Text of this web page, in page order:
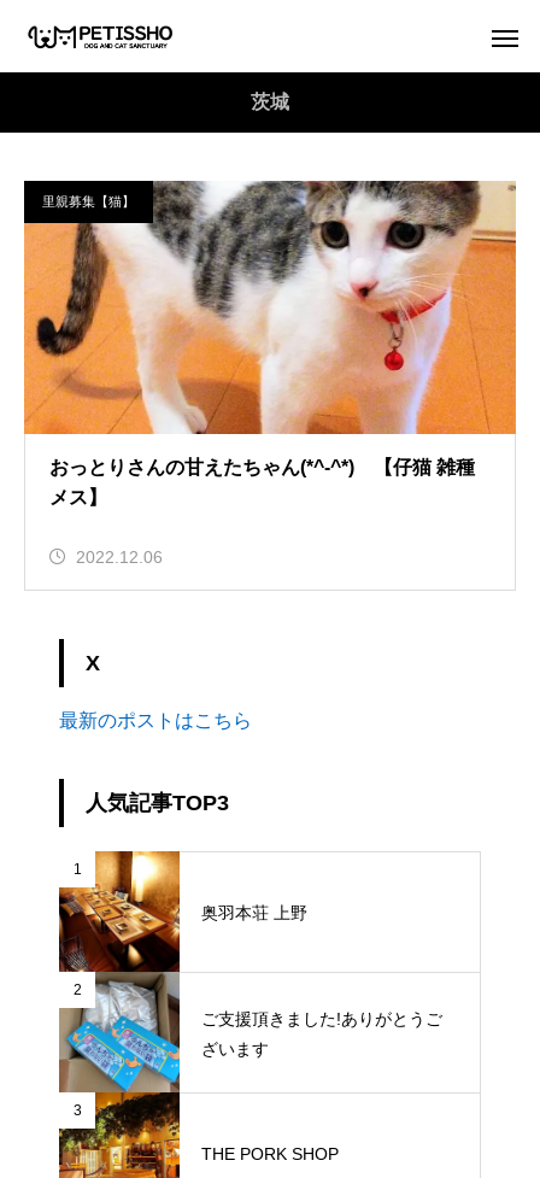
茨城
里親募集【猫】
おっとりさんの甘えたちゃん(*^-^*) 【仔猫 雑種
メス】
2022.12.06
X
最新のポストはこちら
人気記事TOP3
1
奥羽本荘 上野
2
ご支援頂きました!ありがとうご
ざいます
3
THE PORK SHOP